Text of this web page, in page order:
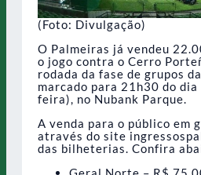
(Foto: Divulgação)
O Palmeiras já vendeu
o jogo contra o Cerro
rodada da fase de grupos
marcado para 21h30 do
feira), no Nubank Parque.
A venda para o público em
através do site
das bilheterias. Confira